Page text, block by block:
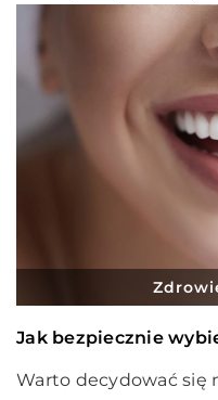
Jak bezpiecznie
Warto decydować się